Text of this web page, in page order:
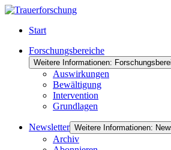
Start
Forschungsbereiche
Weitere Informationen:
Auswirkungen
Bewältigung
Intervention
Grundlagen
Newsletter Weitere Informationen:
Archiv